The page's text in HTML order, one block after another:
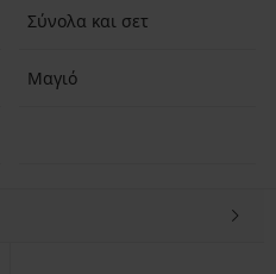
Σύνολα και σετ
Μαγιό